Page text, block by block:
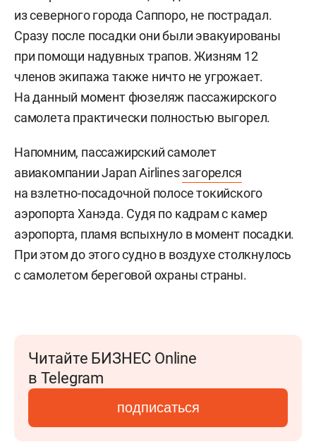
из северного города Саппоро, не пострадал.
Сразу после посадки они были эвакуированы
при помощи надувных трапов. Жизням 12
членов экипажа также ничто не угрожает.
На данный момент фюзеляж пассажирского
самолета практически полностью выгорел.
Напомним, пассажирский самолет
авиакомпании Japan Airlinesзагорелся
на взлетно-посадочной полосе токийского
аэропорта Ханэда. Судя по кадрам с камер
аэропорта, пламя вспыхнуло в момент посадки.
При этом до этого судно в воздухе столкнулось
с самолетом береговой охраны страны.
Читайте БИЗНЕС Online
в Telegram
подписаться